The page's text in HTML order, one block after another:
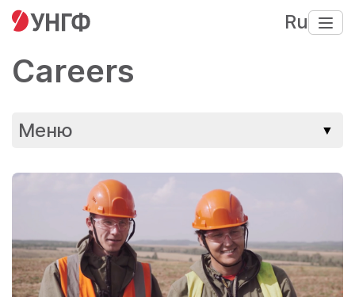
Ru
Careers
Меню ▼